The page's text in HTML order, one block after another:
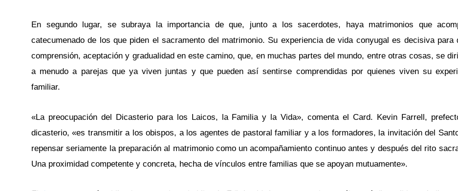
En segundo lugar, se subraya la importancia de que, junto a los sacerdotes, haya matrimonios que
catecumenado de los que piden el sacramento del matrimonio. Su experiencia de vida conyugal es decisiva para
comprensión, aceptación y gradualidad en este camino, que, en muchas partes del mundo, entre otras cosas, se
a menudo a parejas que ya viven juntas y que pueden así sentirse comprendidas por quienes viven su
familiar.
«La preocupación del Dicasterio para los Laicos, la Familia y la Vida», comenta el Card. Kevin Farrell,
dicasterio, «es transmitir a los obispos, a los agentes de pastoral familiar y a los formadores, la invitación del
repensar seriamente la preparación al matrimonio como un acompañamiento continuo antes y después del rito
Una proximidad competente y concreta, hecha de vínculos entre familias que se apoyan mutuamente».